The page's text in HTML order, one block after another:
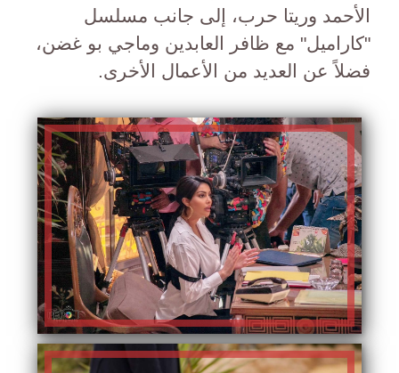
الأحمد وريتا حرب، إلى جانب مسلسل
"كاراميل" مع ظافر العابدين وماجي بو غضن،
فضلاً عن العديد من الأعمال الأخرى.